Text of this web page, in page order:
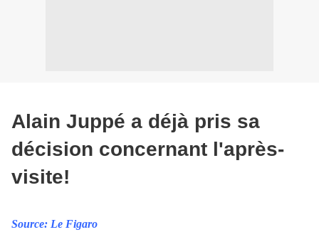
Alain Juppé a déjà pris sa
décision concernant l'après-
visite!
Source: Le Figaro